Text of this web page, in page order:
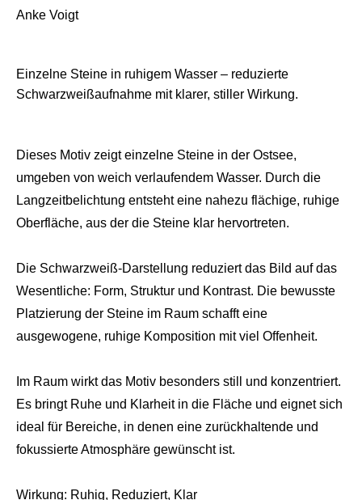
Anke Voigt
Einzelne Steine in ruhigem Wasser – reduzierte
Schwarzweißaufnahme mit klarer, stiller Wirkung.
Dieses Motiv zeigt einzelne Steine in der Ostsee,
umgeben von weich verlaufendem Wasser. Durch die
Langzeitbelichtung entsteht eine nahezu flächige, ruhige
Oberfläche, aus der die Steine klar hervortreten.
Die Schwarzweiß-Darstellung reduziert das Bild auf das
Wesentliche: Form, Struktur und Kontrast. Die bewusste
Platzierung der Steine im Raum schafft eine
ausgewogene, ruhige Komposition mit viel Offenheit.
Im Raum wirkt das Motiv besonders still und konzentriert.
Es bringt Ruhe und Klarheit in die Fläche und eignet sich
ideal für Bereiche, in denen eine zurückhaltende und
fokussierte Atmosphäre gewünscht ist.
Wirkung: Ruhig, Reduziert, Klar